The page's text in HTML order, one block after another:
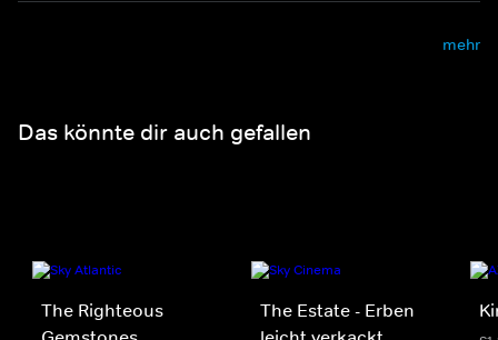
mehr
Das könnte dir auch gefallen
The Righteous
The Estate - Erben